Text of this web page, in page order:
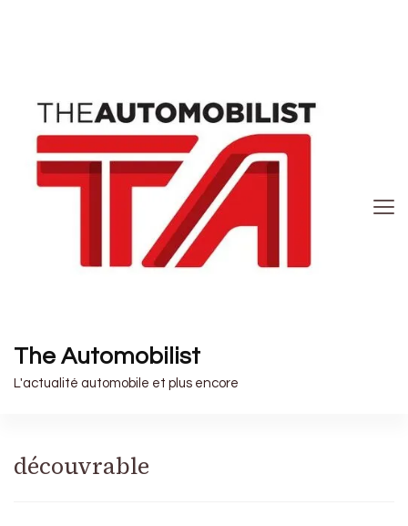
The Automobilist
L'actualité automobile et plus encore
découvrable